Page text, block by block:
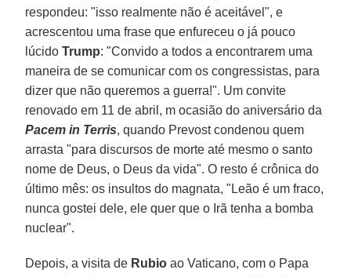
respondeu: "isso realmente não é aceitável", e
acrescentou uma frase que enfureceu o já pouco
lúcidoTrump: "Convido a todos a encontrarem uma
maneira de se comunicar com os congressistas, para
dizer que não queremos a guerra!". Um convite
renovado em 11 de abril, m ocasião do aniversário da
Pacem in Terris, quando Prevost condenou quem
arrasta "para discursos de morte até mesmo o santo
nome de Deus, o Deus da vida". O resto é crônica do
último mês: os insultos do magnata, "Leão é um fraco,
nunca gostei dele, ele quer que o Irã tenha a bomba
nuclear".
Depois, a visita de Rubio ao Vaticano, com o Papa